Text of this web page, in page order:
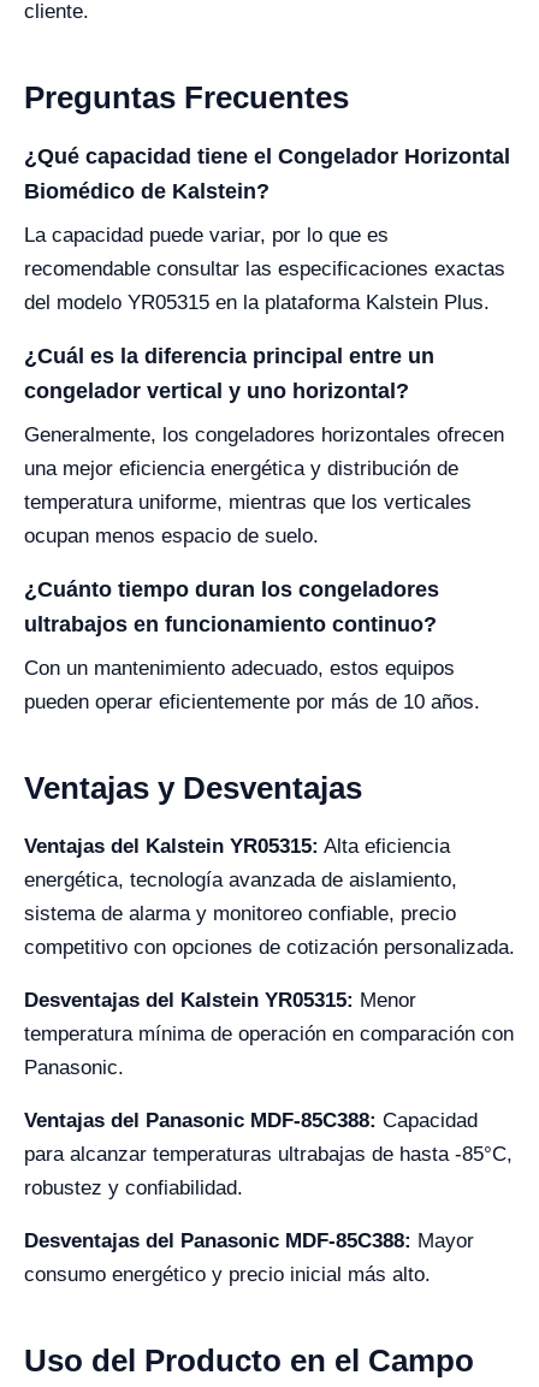
cliente.
Preguntas Frecuentes
¿Qué capacidad tiene el Congelador Horizontal
Biomédico de Kalstein?
La capacidad puede variar, por lo que es
recomendable consultar las especificaciones exactas
del modelo YR05315 en la plataforma Kalstein Plus.
¿Cuál es la diferencia principal entre un
congelador vertical y uno horizontal?
Generalmente, los congeladores horizontales ofrecen
una mejor eficiencia energética y distribución de
temperatura uniforme, mientras que los verticales
ocupan menos espacio de suelo.
¿Cuánto tiempo duran los congeladores
ultrabajos en funcionamiento continuo?
Con un mantenimiento adecuado, estos equipos
pueden operar eficientemente por más de 10 años.
Ventajas y Desventajas
Ventajas del Kalstein YR05315: Alta eficiencia
energética, tecnología avanzada de aislamiento,
sistema de alarma y monitoreo confiable, precio
competitivo con opciones de cotización personalizada.
Desventajas del Kalstein YR05315: Menor
temperatura mínima de operación en comparación con
Panasonic.
Ventajas del Panasonic MDF-85C388: Capacidad
para alcanzar temperaturas ultrabajas de hasta -85°C,
robustez y confiabilidad.
Desventajas del Panasonic MDF-85C388: Mayor
consumo energético y precio inicial más alto.
Uso del Producto en el Campo